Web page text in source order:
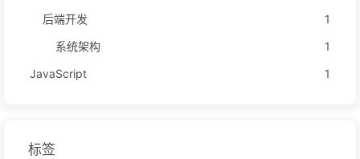
后端开发
1
系统架构
1
JavaScript
1
标签